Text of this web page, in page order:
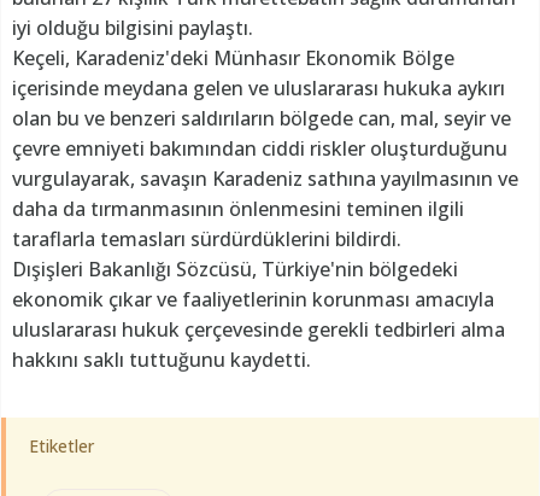
iyi olduğu bilgisini paylaştı.
Keçeli, Karadeniz'deki Münhasır Ekonomik Bölge
içerisinde meydana gelen ve uluslararası hukuka aykırı
olan bu ve benzeri saldırıların bölgede can, mal, seyir ve
çevre emniyeti bakımından ciddi riskler oluşturduğunu
vurgulayarak, savaşın Karadeniz sathına yayılmasının ve
daha da tırmanmasının önlenmesini teminen ilgili
taraflarla temasları sürdürdüklerini bildirdi.
Dışişleri Bakanlığı Sözcüsü, Türkiye'nin bölgedeki
ekonomik çıkar ve faaliyetlerinin korunması amacıyla
uluslararası hukuk çerçevesinde gerekli tedbirleri alma
hakkını saklı tuttuğunu kaydetti.
Etiketler